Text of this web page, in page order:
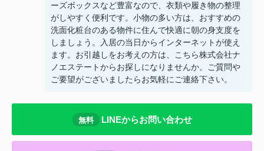
ーズボックスなど豊富なので、衣類や履き物の整理
がしやすく便利です。小物の多い方は、おすすめの
洗面化粧台のある物件に住んで快適に朝の身支度を
しましょう。入居の当日からインターネットが使え
ます。お引越しをお考えの方は、こちら株式会社ナ
ノエステートからお探しになりませんか。ご質問や
ご要望がございましたらお気軽にご連絡下さい。
無料 LINEからお問い合わせ